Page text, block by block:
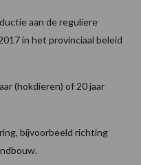
aan de reguliere
in het provinciaal beleid
(hokdieren) of 20 jaar
bijvoorbeeld richting